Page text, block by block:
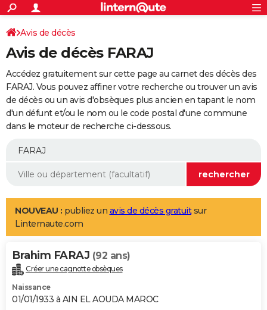
ACTUALITÉS
Politique
Société
Faits Divers
Education
Monde
Villes
+
SPORT
Coupe du monde 2026
Football
Tennis
Cyclisme
Rugby
Forum
Programme TV
TNT
Streaming
Cinéma
Sorties cinéma
Musique
+
FINANCE
Retraite
Impôts
Epargne
Immobilier
Risques naturels par ville
Banque
Assurance
Crédit
AUTO
Essais
Réserver un essai
Citadines
Berlines
SUV
Forum auto
+
Mobiles
Meilleur smartphone
Internet
Ordinateurs
Jeux vidéo
Guide high-tech
Aménagement intérieur
LIFESTYLE
Art de vivre
Bien-être
Loisirs
Mode
Modes de vie
Alimentation
Guide de la santé
Maladies
Médicaments
Sommeil
VOYAGE
Destinations
City break
Voyage nature
Voyage de noces
Forum
Climat
+PHOTO
GUIDES D'ACHAT
Avis de décès
Avis de décès FARAJ
Accédez gratuitement sur cette page au carnet des décès des
FARAJ. Vous pouvez affiner votre recherche ou trouver un avis
de décès ou un avis d'obsèques plus ancien en tapant le nom
d'un défunt et/ou le nom ou le code postal d'une commune
dans le moteur de recherche ci-dessous.
NOUVEAU : publiez un avis de décès gratuitsur
Linternaute.com
Brahim FARAJ (92 ans)
Créer une cagnotte obsèques
Naissance
01/01/1933 à AIN EL AOUDA MAROC